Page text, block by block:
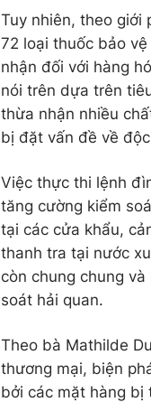
Tuy nhiên, theo giới
72 loại thuốc bảo
nhận đối với hàng
nói trên dựa trên
thừa nhận nhiều
bị đặt vấn đề về
Việc thực thi lệnh
tăng cường kiểm
tại các cửa khẩu,
thanh tra tại nước
còn chung chung
soát hải quan.
Theo bà Mathilde
thương mại, biện
bởi các mặt hàng bị